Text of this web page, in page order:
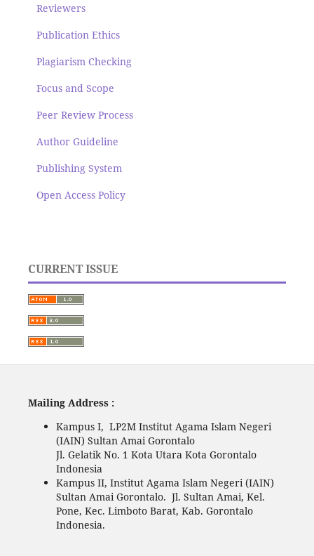
Reviewers
Publication Ethics
Plagiarism Checking
Focus and Scope
Peer Review Process
Author Guideline
Publishing System
Open Access Policy
CURRENT ISSUE
Mailing Address :
Kampus I, LP2M Institut Agama Islam Negeri
(IAIN) Sultan Amai Gorontalo
Jl. Gelatik No. 1 Kota Utara Kota Gorontalo
Indonesia
Kampus II, Institut Agama Islam Negeri (IAIN)
Sultan Amai Gorontalo. Jl. Sultan Amai, Kel.
Pone, Kec. Limboto Barat, Kab. Gorontalo
Indonesia.